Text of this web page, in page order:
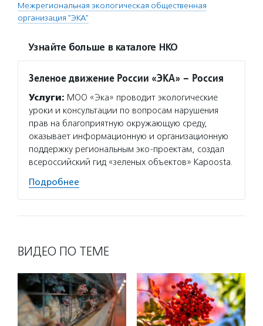
Межрегиональная экологическая общественная
организация "ЭКА"
Узнайте больше в каталоге НКО
Зеленое движение России «ЭКА» – Россия
Услуги: МОО «Эка» проводит экологические
уроки и консультации по вопросам нарушения
прав на благоприятную окружающую среду,
оказывает информационную и организационную
поддержку региональным эко-проектам, создал
всероссийский гид «зеленых объектов» Kapoosta.
Подробнее
ВИДЕО ПО ТЕМЕ